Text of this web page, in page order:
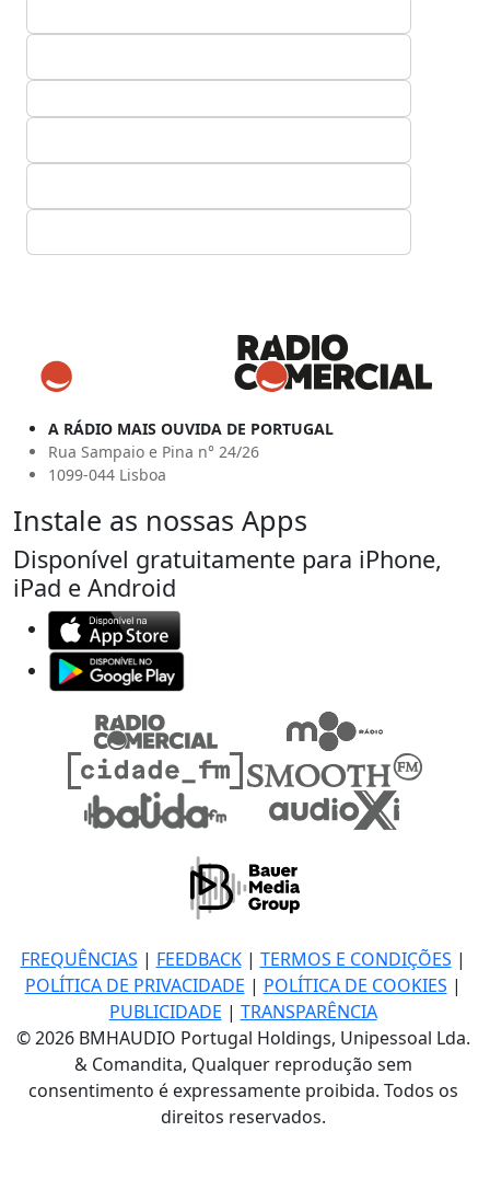
A RÁDIO MAIS OUVIDA DE PORTUGAL
Rua Sampaio e Pina n° 24/26
1099-044 Lisboa
Instale as nossas Apps
Disponível gratuitamente para iPhone,
iPad e Android
FREQUÊNCIAS | FEEDBACK| TERMOS E CONDIÇÕES |
POLÍTICA DE PRIVACIDADE | POLÍTICA DE COOKIES |
PUBLICIDADE | TRANSPARÊNCIA
© 2026 BMHAUDIO Portugal Holdings, Unipessoal Lda.
& Comandita, Qualquer reprodução sem
consentimento é expressamente proibida. Todos os
direitos reservados.